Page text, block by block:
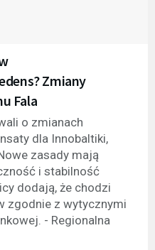
Zmiany
Fala
o zmianach
dla Innobaltiki,
zasady mają
i stabilność
dodają, że chodzi
zgodnie z wytycznymi
- Regionalna